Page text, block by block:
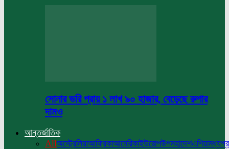
সোনার ভরি প্রায় ১ লাখ ৯০ হাজার, বেড়েছে রুপার
দামও
আন্তর্জাতিক
Allঅস্ট্রেলিয়াআফ্রিকাআমেরিকাইউরোপউপমহাদেশএশিয়া